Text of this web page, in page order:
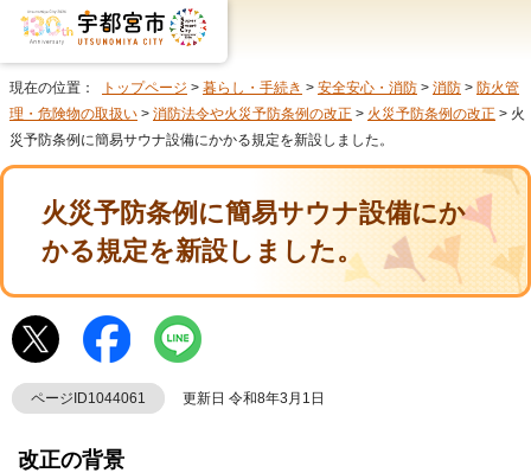
現在の位置： トップページ > 暮らし・手続き > 安全安心・消防 > 消防 > 防火管
理・危険物の取扱い > 消防法令や火災予防条例の改正 > 火災予防条例の改正 > 火
災予防条例に簡易サウナ設備にかかる規定を新設しました。
火災予防条例に簡易サウナ設備にか
かる規定を新設しました。
ページID1044061 更新日 令和8年3月1日
改正の背景